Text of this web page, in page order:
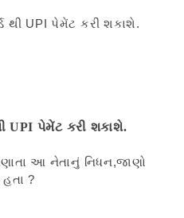
UPI પેમેંટ કરી શકાશે.